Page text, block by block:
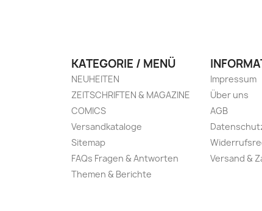
KATEGORIE / MENÜ
NEUHEITEN
ZEITSCHRIFTEN & MAGAZINE
COMICS
Versandkataloge
Sitemap
FAQs Fragen & Antworten
Themen & Berichte
Impressum
Über uns
AGB
Versand &